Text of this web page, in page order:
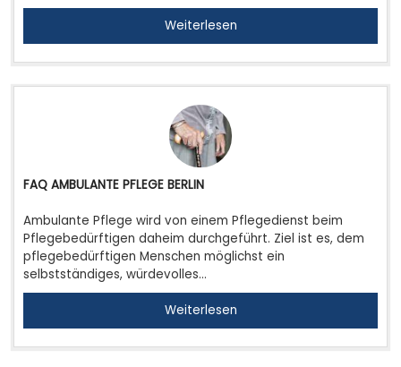
Weiterlesen
FAQ AMBULANTE PFLEGE BERLIN
Ambulante Pflege wird von einem Pflegedienst beim
Pflegebedürftigen daheim durchgeführt. Ziel ist es, dem
pflegebedürftigen Menschen möglichst ein
selbstständiges, würdevolles…
Weiterlesen